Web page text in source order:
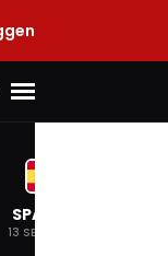
SPANJE
13 SEP. 2026